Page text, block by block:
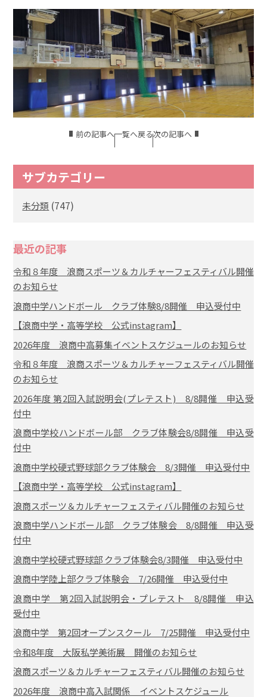
前の記事へ一覧へ戻る次の記事へ
サブカテゴリー
未分類 (747)
最近の記事
令和８年度 浪商スポーツ＆カルチャーフェスティバル開催
のお知らせ
浪商中学ハンドボール クラブ体験8/8開催 申込受付中
【浪商中学・高等学校 公式instagram】
2026年度 浪商中高募集イベントスケジュールのお知らせ
令和８年度 浪商スポーツ＆カルチャーフェスティバル開催
のお知らせ
2026年度 第2回入試説明会(プレテスト) 8/8開催 申込受
付中
浪商中学校ハンドボール部 クラブ体験会8/8開催 申込受
付中
浪商中学校硬式野球部クラブ体験会 8/3開催 申込受付中
【浪商中学・高等学校 公式instagram】
浪商スポーツ＆カルチャーフェスティバル開催のお知らせ
浪商中学ハンドボール部 クラブ体験会 8/8開催 申込受
付中
浪商中学校硬式野球部 クラブ体験会8/3開催 申込受付中
浪商中学陸上部クラブ体験会 7/26開催 申込受付中
浪商中学 第2回入試説明会・プレテスト 8/8開催 申込
受付中
浪商中学 第2回オープンスクール 7/25開催 申込受付中
令和8年度 大阪私学美術展 開催のお知らせ
浪商スポーツ＆カルチャーフェスティバル開催のお知らせ
2026年度 浪商中高入試関係 イベントスケジュール